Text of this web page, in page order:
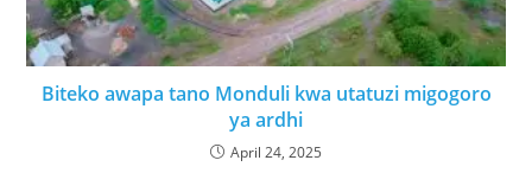
Biteko awapa tano Monduli kwa utatuzi migogoro
ya ardhi
April 24, 2025